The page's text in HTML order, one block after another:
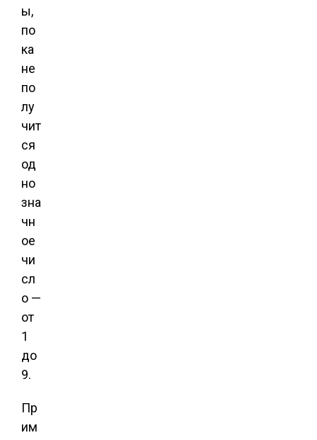
ы,
по
ка
не
по
лу
чит
ся
од
но
зна
чн
ое
чи
сл
о —
от
1
до
9.
Пр
им